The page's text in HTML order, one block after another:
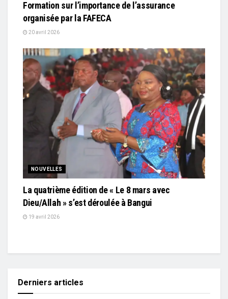
Formation sur l’importance de l’assurance
organisée par la FAFECA
20 avril 2026
NOUVELLES
La quatrième édition de « Le 8 mars avec
Dieu/Allah » s’est déroulée à Bangui
19 avril 2026
Derniers articles